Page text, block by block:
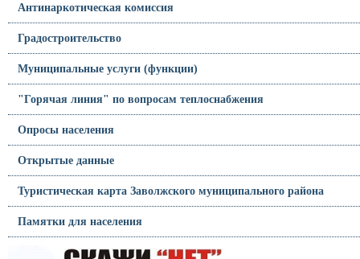
Антинаркотическая комиссия
Градостроительство
Муниципальные услуги (функции)
"Горячая линия" по вопросам теплоснабжения
Опросы населения
Открытые данные
Туристическая карта Заволжского муниципального района
Памятки для населения